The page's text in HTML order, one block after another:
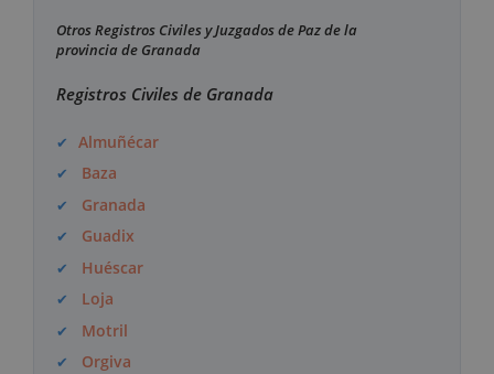
Otros Registros Civiles y Juzgados de Paz de la
provincia de Granada
Registros Civiles de Granada
Almuñécar
Baza
Granada
Guadix
Huéscar
Loja
Motril
Orgiva